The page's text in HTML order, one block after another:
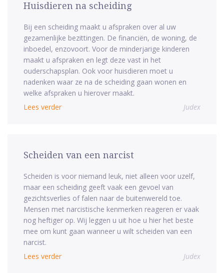
Huisdieren na scheiding
Bij een scheiding maakt u afspraken over al uw
gezamenlijke bezittingen. De financiën, de woning, de
inboedel, enzovoort. Voor de minderjarige kinderen
maakt u afspraken en legt deze vast in het
ouderschapsplan. Ook voor huisdieren moet u
nadenken waar ze na de scheiding gaan wonen en
welke afspraken u hierover maakt.
Lees verder
Judex
Scheiden van een narcist
Scheiden is voor niemand leuk, niet alleen voor uzelf,
maar een scheiding geeft vaak een gevoel van
gezichtsverlies of falen naar de buitenwereld toe.
Mensen met narcistische kenmerken reageren er vaak
nog heftiger op. Wij leggen u uit hoe u hier het beste
mee om kunt gaan wanneer u wilt scheiden van een
narcist.
Lees verder
Judex